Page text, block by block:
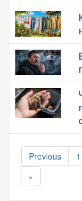
Previous 1
»